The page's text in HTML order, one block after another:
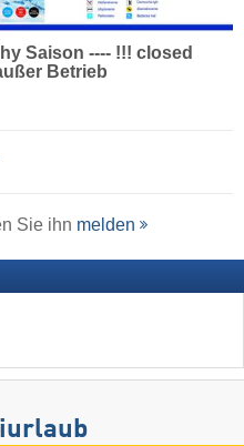
Saison ---- !!! closed
Betrieb
Sie ihn melden